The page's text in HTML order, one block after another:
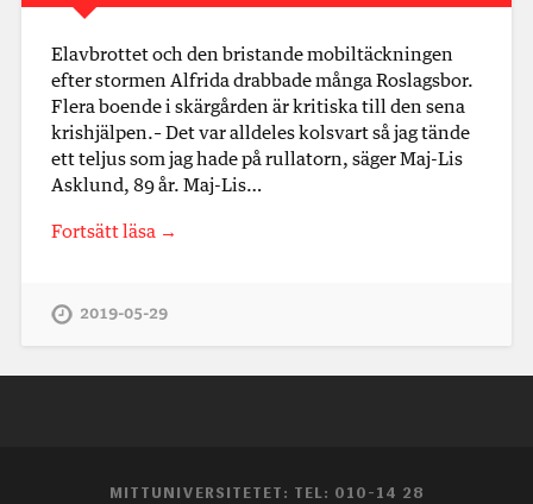
Elavbrottet och den bristande mobiltäckningen
efter stormen Alfrida drabbade många Roslagsbor.
Flera boende i skärgården är kritiska till den sena
krishjälpen.– Det var alldeles kolsvart så jag tände
ett teljus som jag hade på rullatorn, säger Maj-Lis
Asklund, 89 år. Maj-Lis…
Fortsätt läsa →
2019-05-29
MITTUNIVERSITETET: TEL: 010-14 28